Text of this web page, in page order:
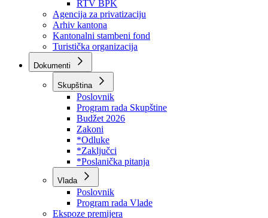
Javna preduzeća
BPK šume
RTV BPK
Agencija za privatizaciju
Arhiv kantona
Kantonalni stambeni fond
Turistička organizacija
Dokumenti
Skupština
Poslovnik
Program rada Skupštine
Budžet 2026
Zakoni
*Odluke
*Zaključci
*Poslanička pitanja
Vlada